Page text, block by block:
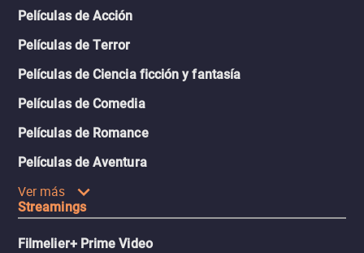
Películas de Acción
Películas de Terror
Películas de Ciencia ficción y fantasía
Películas de Comedia
Películas de Romance
Películas de Aventura
Ver más
Streamings
Filmelier+ Prime Video